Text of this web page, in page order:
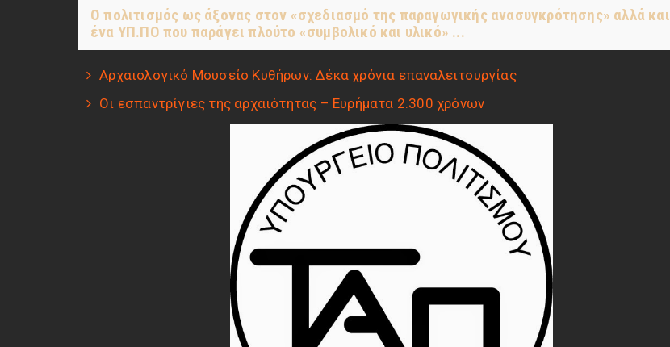
Ο πολιτισμός ως άξονας στον «σχεδιασμό της παραγωγικής ανασυγκρότησης» αλλά και
ένα ΥΠ.ΠΟ που παράγει πλούτο «συμβολικό και υλικό» ...
Αρχαιολογικό Μουσείο Κυθήρων: Δέκα χρόνια επαναλειτουργίας
Οι εσπαντρίγιες της αρχαιότητας – Ευρήματα 2.300 χρόνων